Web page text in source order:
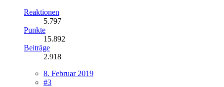
Reaktionen
5.797
Punkte
15.892
Beiträge
2.918
8. Februar 2019
#3